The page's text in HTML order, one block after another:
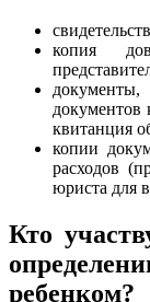
копия
документов
квитанция
копии
расходов
юриста для
Кто
ребенком?